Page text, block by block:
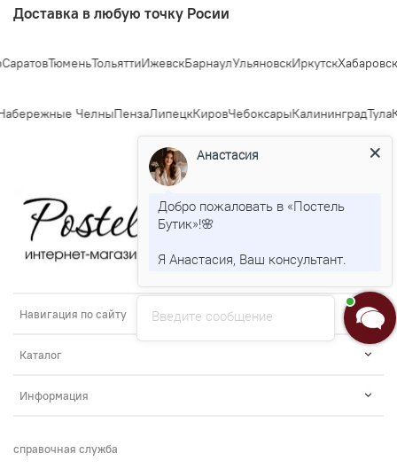
Доставка в любую точку Росии
ТюменьТольяттиИжевскБарнаулУльяновскИркутскХабаровск
ЧелныПензаЛипецкКировЧебоксарыКалининградТула
Навигация по сайту
Каталог
Информация
справочная служба
Введите сообщение
Анастасия
Добро пожаловать в «Постель
Бутик»!🌸
Я Анастасия, Ваш консультант.